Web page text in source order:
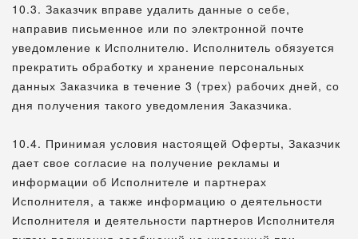
10.3. Заказчик вправе удалить данные о себе,
направив письменное или по электронной почте
уведомление к Исполнителю. Исполнитель обязуется
прекратить обработку и хранение персональных
данных Заказчика в течение 3 (трех) рабочих дней, со
дня получения такого уведомления Заказчика.
10.4. Принимая условия настоящей Оферты, Заказчик
дает свое согласие на получение рекламы и
информации об Исполнителе и партнерах
Исполнителя, а также информацию о деятельности
Исполнителя и деятельности партнеров Исполнителя